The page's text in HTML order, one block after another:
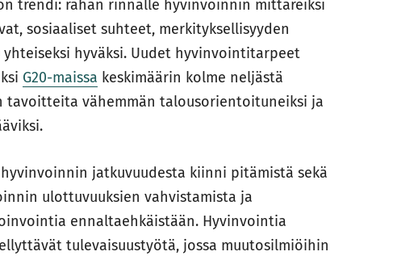
trendi: rahan rinnalle hyvinvoinnin mittareiksi
sosiaaliset suhteet, merkityksellisyyden
hyväksi. Uudet hyvinvointitarpeet
G20-maissa keskimäärin kolme neljästä
tavoitteita vähemmän talousorientoituneiksi ja
jatkuvuudesta kiinni pitämistä sekä
ulottuvuuksien vahvistamista ja
ennaltaehkäistään. Hyvinvointia
tulevaisuustyötä, jossa muutosilmiöihin